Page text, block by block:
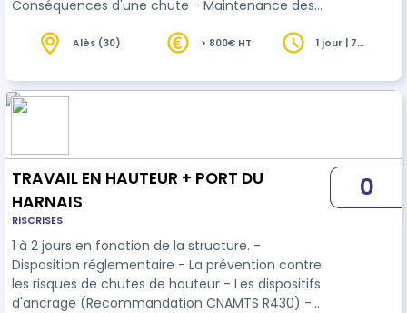
Conséquences d'une chute - Maintenance des
Alès (30) > 800€ HT
1 jour | 7
TRAVAIL EN HAUTEUR + PORT DU
HARNAIS
RISCRISES
1 à 2 jours en fonction de la structure. -
Disposition réglementaire - La prévention contre
les risques de chutes de hauteur - Les dispositifs
d'ancrage (Recommandation CNAMTS R430) -
0